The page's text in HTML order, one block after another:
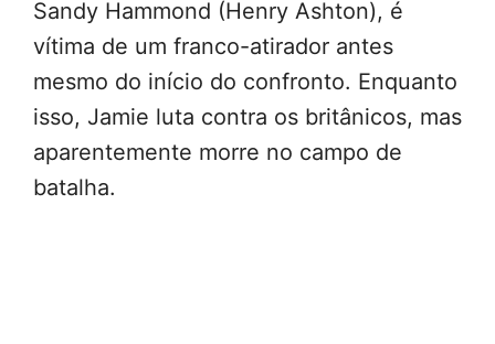
Sandy Hammond (Henry Ashton), é
vítima de um franco-atirador antes
mesmo do início do confronto. Enquanto
isso, Jamie luta contra os britânicos, mas
aparentemente morre no campo de
batalha.